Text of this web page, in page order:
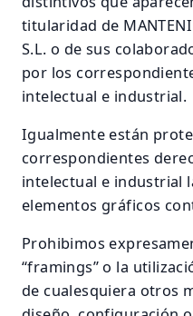
titularidad de
S.L. o de sus
por los
intelectual e industrial.
Igualmente están
correspondientes
intelectual e industrial
elementos gráficos
Prohibimos
“framings” o la
de cualesquiera otros